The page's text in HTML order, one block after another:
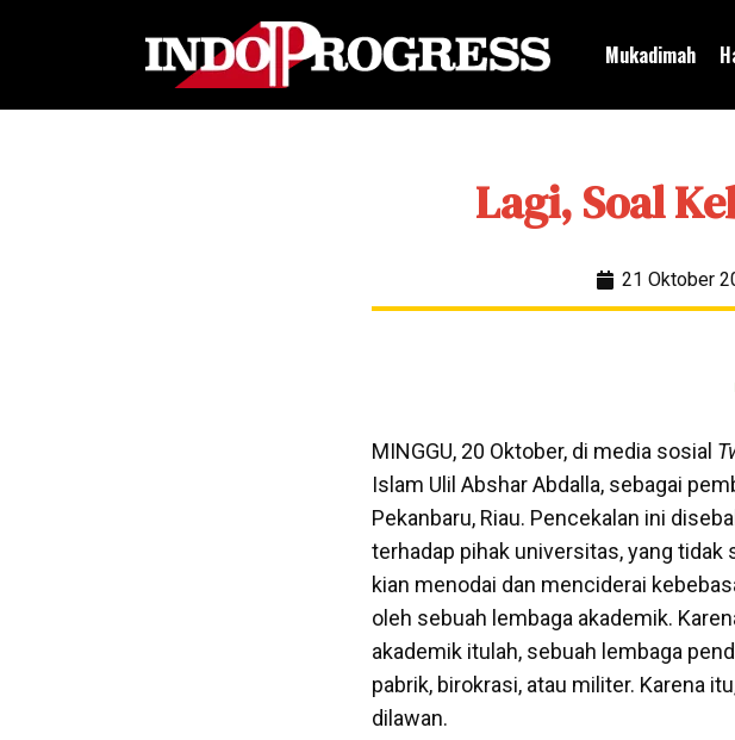
Mukadimah
Lagi, Soal
21 Oktober
MINGGU, 20 Oktober, di media sosial
Islam Ulil Abshar Abdalla, sebagai
Pekanbaru, Riau. Pencekalan ini
terhadap pihak universitas, yang
kian menodai dan menciderai
oleh sebuah lembaga akademik.
akademik itulah, sebuah lembaga
pabrik, birokrasi, atau militer. Karena
dilawan.